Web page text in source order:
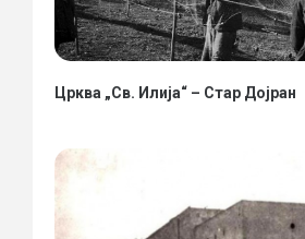
Црква „Св. Илија“ – Стар Дојран